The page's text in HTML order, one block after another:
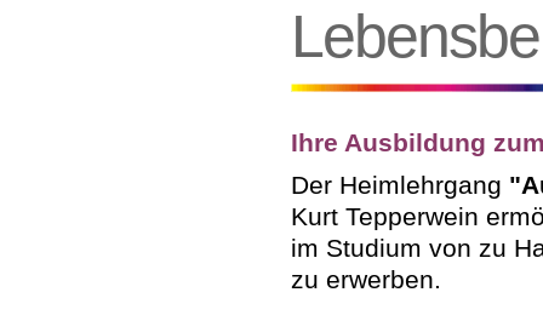
Ihre Ausbildung
Der Heimlehrgang
Kurt Tepperwein
im Studium von zu
zu erwerben.